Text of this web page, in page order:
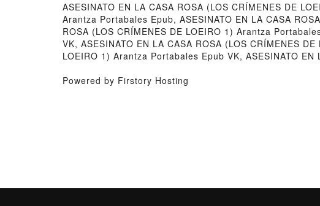
ASESINATO EN LA CASA ROSA (LOS CRÍMENES DE
Arantza Portabales Epub, ASESINATO EN LA CASA
ROSA (LOS CRÍMENES DE LOEIRO 1) Arantza
VK, ASESINATO EN LA CASA ROSA (LOS CRÍMENES
LOEIRO 1) Arantza Portabales Epub VK, ASESINATO
Powered by Firstory Hosting